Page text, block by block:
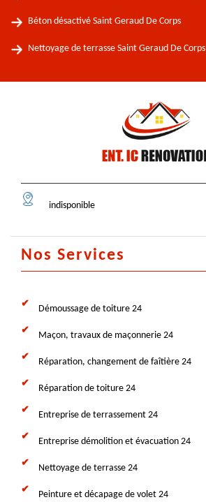
Béton désactivé Saint Geraud De Corps
Nettoyage de terrasse Saint Geraud De Corps
indisponible
Nos Services
Démoussage de toiture 24
Maçon, travaux de maçonnerie 24
Réparation, changement de faîtière 24
Réparation de toiture 24
Entreprise de terrassement 24
Entreprise démolition et évacuation 24
Nettoyage de terrasse 24
Peinture et décapage de volet 24